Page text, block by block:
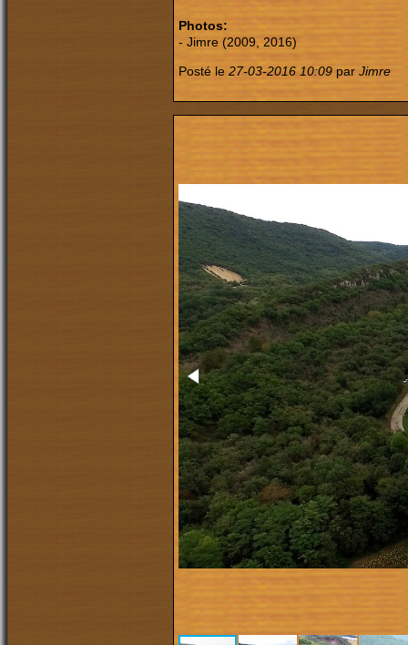
Photos:
- Jimre (2009, 2016)
Posté le 27-03-2016 10:09 par Jimre